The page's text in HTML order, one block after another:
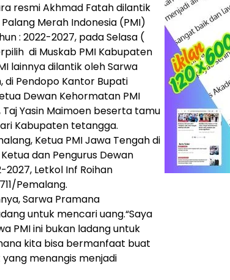
resmi Akhmad Fatah dilantik
Merah Indonesia (PMI)
: 2022-2027, pada Selasa (
di Muskab PMI Kabupaten
lainnya dilantik oleh Sarwa
di Pendopo Kantor Bupati
Dewan Kehormatan PMI
Yasin Maimoen beserta tamu
Kabupaten tetangga.
Ketua PMI Jawa Tengah di
dan Pengurus Dewan
Letkol Inf Roihan
Pemalang.
Sarwa Pramana
untuk mencari uang.“Saya
PMI ini bukan ladang untuk
kita bisa bermanfaat buat
menangis menjadi